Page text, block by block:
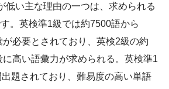
低い主な理由の一つは、求められる
。英検準1級では約7500語から
必要とされており、英検2級の約
高い語彙力が求められる。英検準1
題されており、難易度の高い単語